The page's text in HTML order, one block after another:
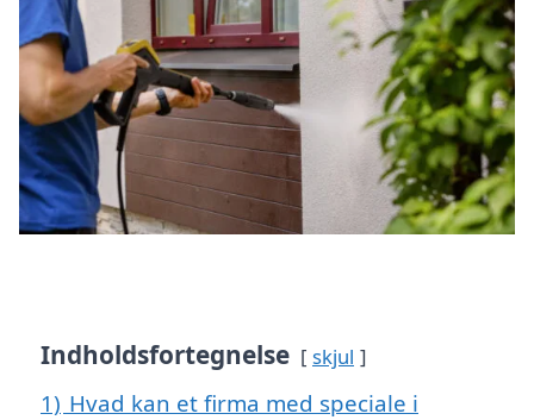
Indholdsfortegnelse skjul
1) Hvad kan et firma med speciale i